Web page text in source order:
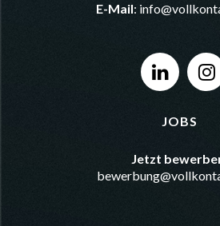
E-Mail:
JOBS
Jetzt